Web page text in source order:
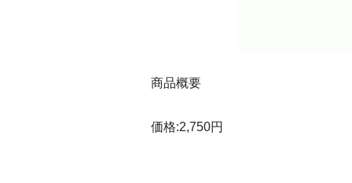
商品概要
価格:2,750円